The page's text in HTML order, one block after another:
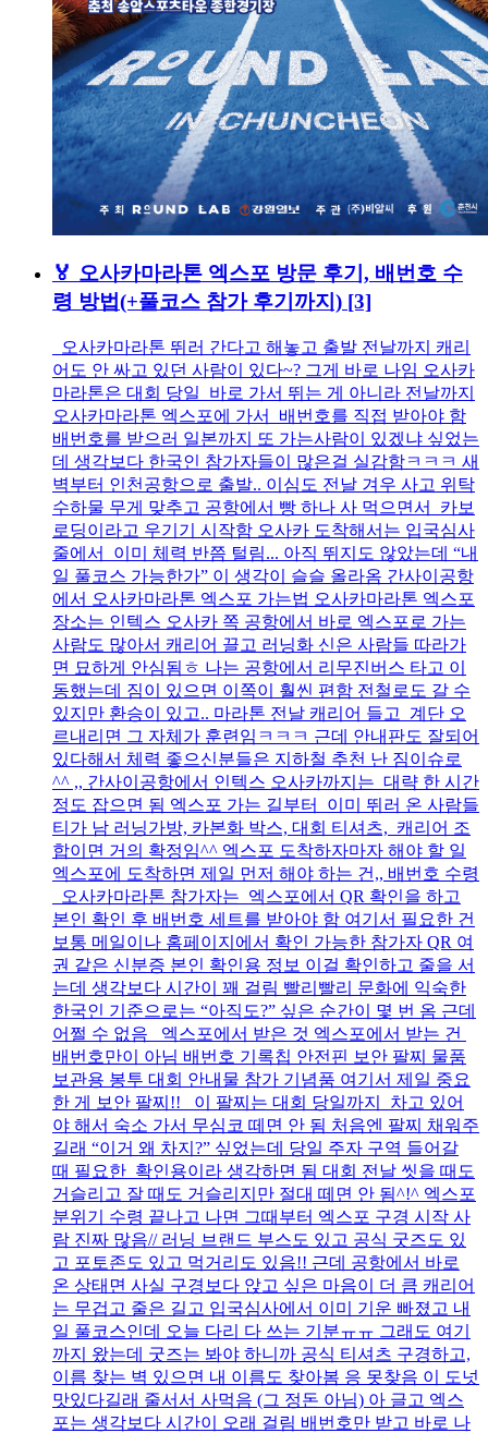
🏅 오사카마라톤 엑스포 방문 후기, 배번호 수
령 방법(+풀코스 참가 후기까지) [3]
오사카마라톤 뛰러 간다고 해놓고 출발 전날까지 캐리
어도 안 싸고 있던 사람이 있다~? 그게 바로 나임 오사카
마라톤은 대회 당일 바로 가서 뛰는 게 아니라 전날까지
오사카마라톤 엑스포에 가서 배번호를 직접 받아야 함
배번호를 받으러 일본까지 또 가는사람이 있겠냐 싶었는
데 생각보다 한국인 참가자들이 많은걸 실감함ㅋㅋㅋ 새
벽부터 인천공항으로 출발.. 이심도 전날 겨우 사고 위탁
수하물 무게 맞추고 공항에서 빵 하나 사 먹으면서 카보
로딩이라고 우기기 시작함 오사카 도착해서는 입국심사
줄에서 이미 체력 반쯤 털림... 아직 뛰지도 않았는데 “내
일 풀코스 가능한가” 이 생각이 슬슬 올라옴 간사이공항
에서 오사카마라톤 엑스포 가는법 오사카마라톤 엑스포
장소는 인텍스 오사카 쪽 공항에서 바로 엑스포로 가는
사람도 많아서 캐리어 끌고 러닝화 신은 사람들 따라가
면 묘하게 안심됨ㅎ 나는 공항에서 리무진버스 타고 이
동했는데 짐이 있으면 이쪽이 훨씬 편함 전철로도 갈 수
있지만 환승이 있고.. 마라톤 전날 캐리어 들고 계단 오
르내리면 그 자체가 훈련임ㅋㅋㅋ 근데 안내판도 잘되어
있다해서 체력 좋으신분들은 지하철 추천 난 짐이슈로
^^ ,, 간사이공항에서 인텍스 오사카까지는 대략 한 시간
정도 잡으면 됨 엑스포 가는 길부터 이미 뛰러 온 사람들
티가 남 러닝가방, 카본화 박스, 대회 티셔츠, 캐리어 조
합이면 거의 확정임^^ 엑스포 도착하자마자 해야 할 일
엑스포에 도착하면 제일 먼저 해야 하는 건,, 배번호 수령
오사카마라톤 참가자는 엑스포에서 QR 확인을 하고
본인 확인 후 배번호 세트를 받아야 함 여기서 필요한 건
보통 메일이나 홈페이지에서 확인 가능한 참가자 QR 여
권 같은 신분증 본인 확인용 정보 이걸 확인하고 줄을 서
는데 생각보다 시간이 꽤 걸림 빨리빨리 문화에 익숙한
한국인 기준으로는 “아직도?” 싶은 순간이 몇 번 옴 근데
어쩔 수 없음 엑스포에서 받은 것 엑스포에서 받는 건
배번호만이 아님 배번호 기록칩 안전핀 보안 팔찌 물품
보관용 봉투 대회 안내물 참가 기념품 여기서 제일 중요
한 게 보안 팔찌!! 이 팔찌는 대회 당일까지 차고 있어
야 해서 숙소 가서 무심코 떼면 안 됨 처음엔 팔찌 채워주
길래 “이거 왜 차지?” 싶었는데 당일 주자 구역 들어갈
때 필요한 확인용이라 생각하면 됨 대회 전날 씻을 때도
거슬리고 잘 때도 거슬리지만 절대 떼면 안 됨^!^ 엑스포
분위기 수령 끝나고 나면 그때부터 엑스포 구경 시작 사
람 진짜 많음// 러닝 브랜드 부스도 있고 공식 굿즈도 있
고 포토존도 있고 먹거리도 있음!! 근데 공항에서 바로
온 상태면 사실 구경보다 앉고 싶은 마음이 더 큼 캐리어
는 무겁고 줄은 길고 입국심사에서 이미 기운 빠졌고 내
일 풀코스인데 오늘 다리 다 쓰는 기분ㅠㅠ 그래도 여기
까지 왔는데 굿즈는 봐야 하니까 공식 티셔츠 구경하고,
이름 찾는 벽 있으면 내 이름도 찾아봄 응 못찾음 이 도넛
맛있다길래 줄서서 사먹음 (그 정돈 아님) 아 글고 엑스
포는 생각보다 시간이 오래 걸림 배번호만 받고 바로 나